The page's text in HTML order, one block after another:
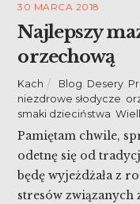
30 MARCA 2018
Najlepszy
orzechową
Kach Blog Desery
niezdrowe słodycze
smaki dzieciństwa ,
Pamiętam chwile,
odetnę się od
będę wyjeżdżała z
stresów